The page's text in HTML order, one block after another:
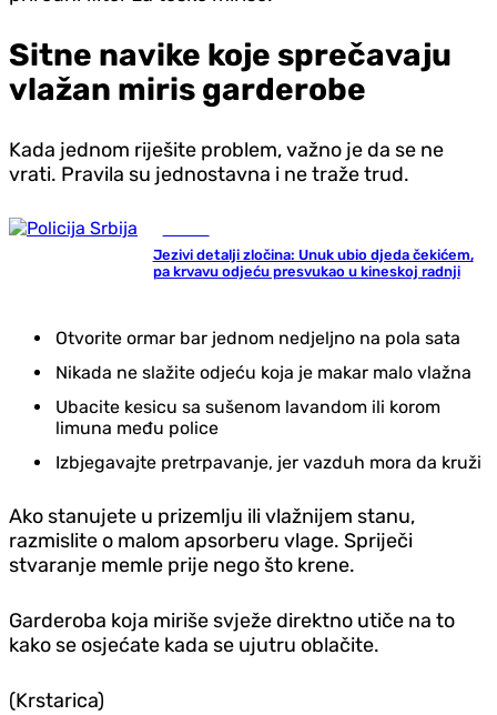
Sitne navike koje sprečavaju
vlažan miris garderobe
Kada jednom riješite problem, važno je da se ne
vrati. Pravila su jednostavna i ne traže trud.
Jezivi detalji zločina: Unuk ubio djeda čekićem,
pa krvavu odjeću presvukao u kineskoj radnji
Otvorite ormar bar jednom nedjeljno na pola sata
Nikada ne slažite odjeću koja je makar malo vlažna
Ubacite kesicu sa sušenom lavandom ili korom
limuna među police
Izbjegavajte pretrpavanje, jer vazduh mora da kruži
Ako stanujete u prizemlju ili vlažnijem stanu,
razmislite o malom apsorberu vlage. Spriječi
stvaranje memle prije nego što krene.
Garderoba koja miriše svježe direktno utiče na to
kako se osjećate kada se ujutru oblačite.
(Krstarica)